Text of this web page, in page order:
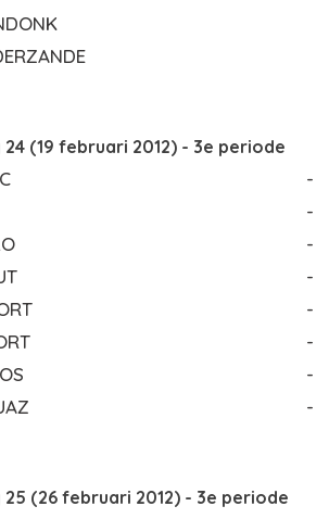
(19 februari 2012) - 3e periode
-
-
-
-
-
-
-
-
(26 februari 2012) - 3e periode